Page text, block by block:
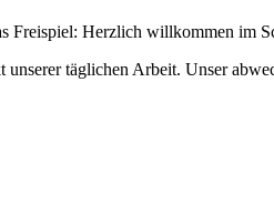
Freispiel: Herzlich willkommen im
täglichen Arbeit. Unser